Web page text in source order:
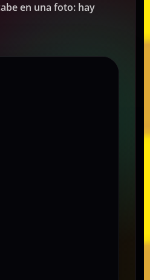
en una foto: hay